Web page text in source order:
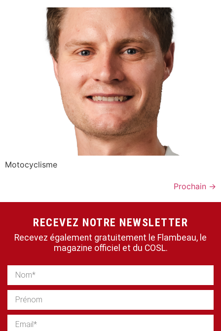
Motocyclisme
Prochain →
RECEVEZ NOTRE NEWSLETTER
Recevez également gratuitement le Flambeau, le
magazine officiel et du COSL.